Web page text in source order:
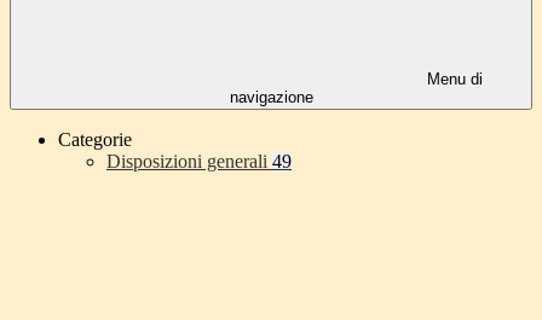
Menu di
navigazione
Categorie
Disposizioni generali 49